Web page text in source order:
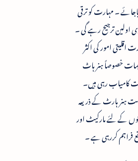
۔ مہارت کو ترقی
اولین ترجیح رہے گی ۔
اقلیتی امور کی اکثر
خصوصاً ہنر ہاٹ
کامیاب رہی ہیں۔
ہنر ہارٹ کے ذریعہ
کے لئے مارکیٹ اور
فراہم کررہی ہے ۔